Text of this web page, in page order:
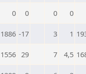
0 0 0 0
1886 -17 3 1
1556 29 7 4,5